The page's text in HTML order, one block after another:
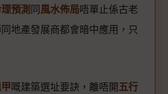
預測 同 風水佈局唔單止係古老
地產發展商都會暗中應用，只
嘅建築選址要訣，離唔開 五行